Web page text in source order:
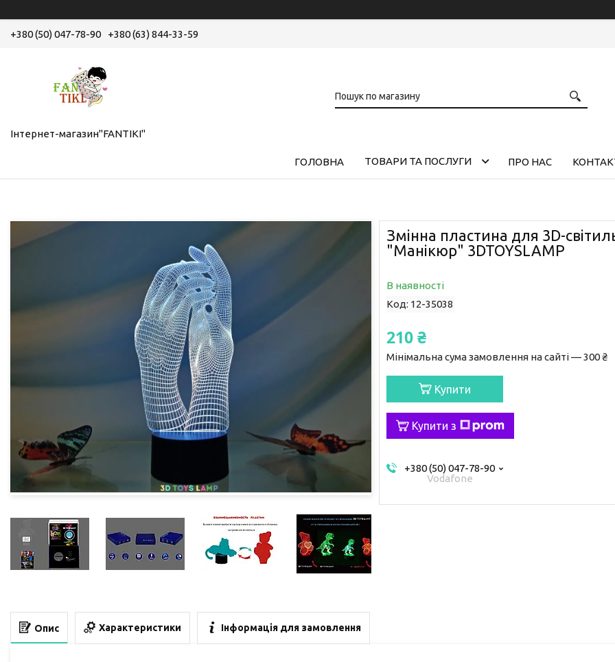
+380 (50) 047-78-90 +380 (63) 844-33-59
Інтернет-магазин"FANTIKI"
ГОЛОВНА ТОВАРИ ТА ПОСЛУГИ ПРО НАС
Змінна пластина для 3D-
"Манікюр" 3DTOYSLAMP
В наявності
Код: 12-35038
210 ₴
Мінімальна сума замовлення на сайті — 300 ₴
Купити
Купити з
+380 (50) 047-78-90
Vodafone
Опис Характеристики Інформація для замовлення